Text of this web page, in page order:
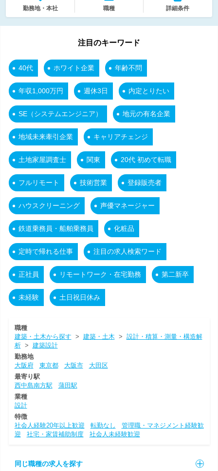
勤務地・本社 職種 詳細条件
注目のキーワード
40代 ホワイト企業 年齢不問
年収1,000万円 週休3日 内定とりたい
SE（システムエンジニア） 地元の有名企業
地域未来牽引企業 キャリアチェンジ
土地家屋調査士 関東 20代 初めて転職
フルリモート 技術営業 登録販売者
ハウスクリーニング 声優マネージャー
鉄道乗務員・船舶乗務員 化粧品
定時で帰れる仕事 注目の求人検索ワード
正社員 リモートワーク・在宅勤務 第二新卒
未経験 土日祝日休み
職種
建築・土木から探す > 建築・土木 > 設計・積算・測量・構造解
析> 建築設計
勤務地
大阪府
東京都 大阪市
大田区
最寄り駅
西中島南方駅
蒲田駅
業種
設計
特徴
社会人経験20年以上歓迎
転勤なし
管理職・マネジメント経験歓
迎
社宅・家賃補助制度 社会人未経験歓迎
同じ職種の求人を探す